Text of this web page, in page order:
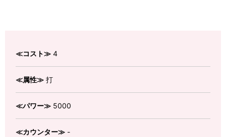
≪コスト≫ 4
≪属性≫ 打
≪パワー≫ 5000
≪カウンター≫ -